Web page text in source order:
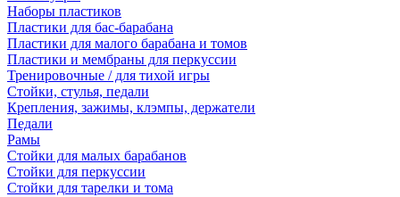
Наборы пластиков
Пластики для бас-барабана
Пластики для малого барабана и томов
Пластики и мембраны для перкуссии
Тренировочные / для тихой игры
Стойки, стулья, педали
Крепления, зажимы, клэмпы, держатели
Педали
Рамы
Стойки для малых барабанов
Стойки для перкуссии
Стойки для тарелки и тома